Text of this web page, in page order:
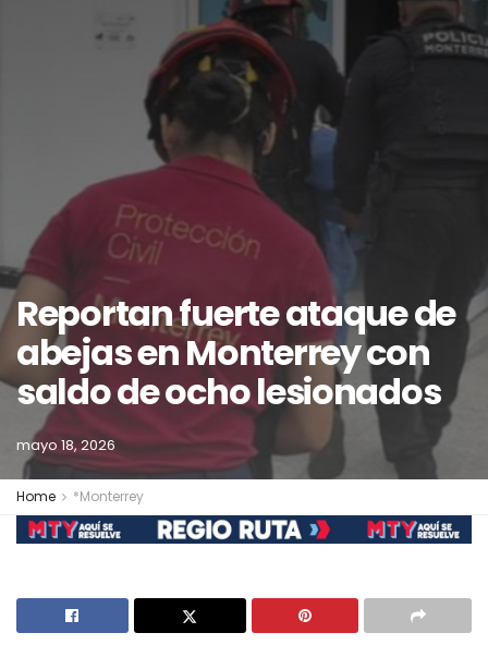
Reportan fuerte ataque de
abejas en Monterrey con
saldo de ocho lesionados
mayo 18, 2026
Home *Monterrey